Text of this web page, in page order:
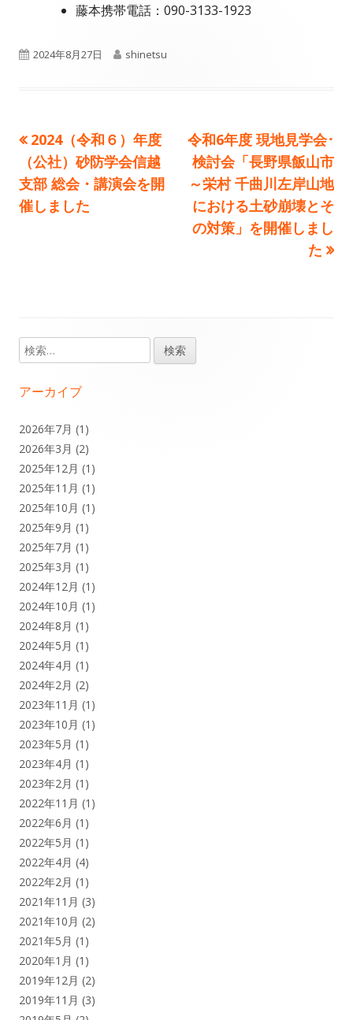
藤本携帯電話：090-3133-1923
公
2024年8月27日
作
shinetsu
投
稿
ナ
シ
ョ
前
の
記
事:
2024（令和６）年度
（公社）砂防学会信越
支部 総会・講演会を開
催しました
次
の
記
事:
令和6年度 現地見学会･
検討会「長野県飯山市
～栄村 千曲川左岸山地
における土砂崩壊とそ
の対策」を開催しまし
た
メ
イ
ン
サ
イ
ド
バ
ー
検
索:
アーカイブ
2026年7月 (1)
2026年3月 (2)
2025年12月 (1)
2025年11月 (1)
2025年10月 (1)
2025年9月 (1)
2025年7月 (1)
2025年3月 (1)
2024年12月 (1)
2024年10月 (1)
2024年8月 (1)
2024年5月 (1)
2024年4月 (1)
2024年2月 (2)
2023年11月 (1)
2023年10月 (1)
2023年5月 (1)
2023年4月 (1)
2023年2月 (1)
2022年11月 (1)
2022年6月 (1)
2022年5月 (1)
2022年4月 (4)
2022年2月 (1)
2021年11月 (3)
2021年10月 (2)
2021年5月 (1)
2020年1月 (1)
2019年12月 (2)
2019年11月 (3)